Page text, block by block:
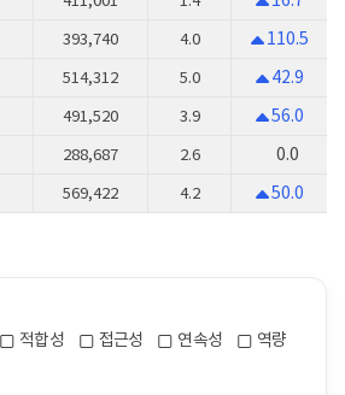
393,740 4.0 110.5
514,312 5.0 42.9
491,520 3.9 56.0
288,687 2.6 0.0
569,422 4.2 50.0
적합성 접근성 연속성
역량